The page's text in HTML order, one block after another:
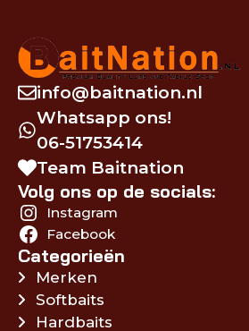
info@baitnation.nl
Whatsapp ons!
06-51753414
Team Baitnation
Volg ons op de socials:
Instagram
Facebook
Categorieën
Merken
Softbaits
Hardbaits